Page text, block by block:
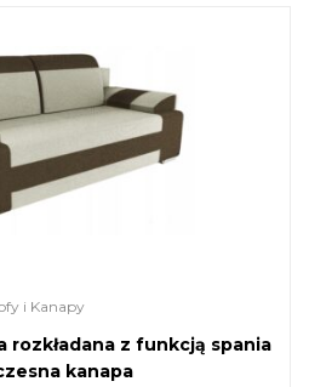
i Kanapy
rozkładana z funkcją spania
kanapa